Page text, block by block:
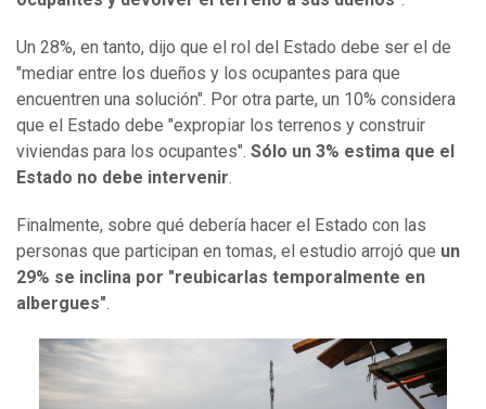
Un 28%, en tanto, dijo que el rol del Estado debe ser el de
"mediar entre los dueños y los ocupantes para que
encuentren una solución". Por otra parte, un 10% considera
que el Estado debe "expropiar los terrenos y construir
viviendas para los ocupantes". Sólo un 3% estima que el
Estado no debe intervenir.
Finalmente, sobre qué debería hacer el Estado con las
personas que participan en tomas, el estudio arrojó que un
29% se inclina por "reubicarlas temporalmente en
albergues".